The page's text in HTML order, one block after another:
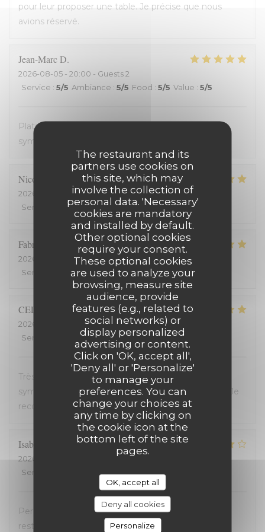
The restaurant and its
partners use cookies on
this site, which may
involve the collection of
personal data. 'Necessary'
cookies are mandatory
and installed by default.
Other optional cookies
require your consent.
These optional cookies
are used to analyze your
browsing, measure site
audience, provide
features (e.g., related to
social networks) or
display personalized
advertising or content.
Click on 'OK, accept all',
'Deny all' or 'Personalize'
to manage your
preferences. You can
change your choices at
any time by clicking on
the cookie icon at the
bottom left of the site
pages.
OK, accept all
Deny all cookies
Personalize
pour leur proposer une table. Je précise que nous
avions réservé.
Jean-MarcD
2026-08-05 - 20:00 - Guests 2
Service : 5/5 Ambiance : 5/5 Food : 5/5 Value : 5/5
Plats avec des produits frais. Très bon. Accueil très
sympathique. Service efficace. On en redemande !
Nicolas
2026-08-03
- 19:15 - Guests 2
Service
/5 Ambiance 5/5 Food: 5/5 Value:
Fabrice
2026-07-25
- 20:00 - Guests 2
Service
Ambiance: 5/5 Food : 5/5 Value:
CELINE
2026-07-23
- 19:45 - Guests 2
Service
Ambiance: 5/5 Food :5/5 Value
Très bon restaurant, service extrêmement
sympathique, coup de coeur pour le welsh revisité. Je
recommande !
Isabelle
2026-07-20
- 19:30 - Guests 2
Service
Ambiance:4/5 Food:4
Personnel très accueillant, très bons plats, carte
restreinte